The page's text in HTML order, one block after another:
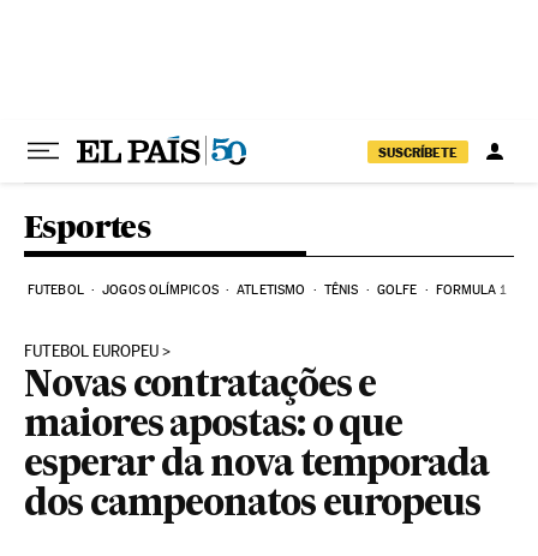
SUSCRÍBETE
Esportes
FUTEBOL JOGOS OLÍMPICOS ATLETISMO TÊNIS GOLFE FORMULA 1
FUTEBOL EUROPEU
Novas contratações e
maiores apostas: o que
esperar da nova temporada
dos campeonatos europeus